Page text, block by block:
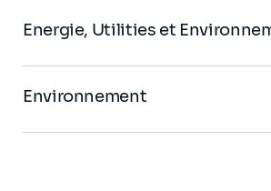
Energie, Utilities et
Environnement